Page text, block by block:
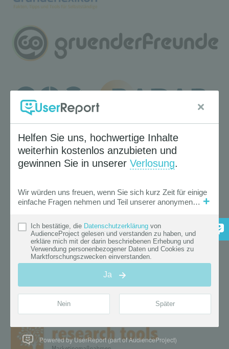
Powered by UserReport (part of AudienceProject)